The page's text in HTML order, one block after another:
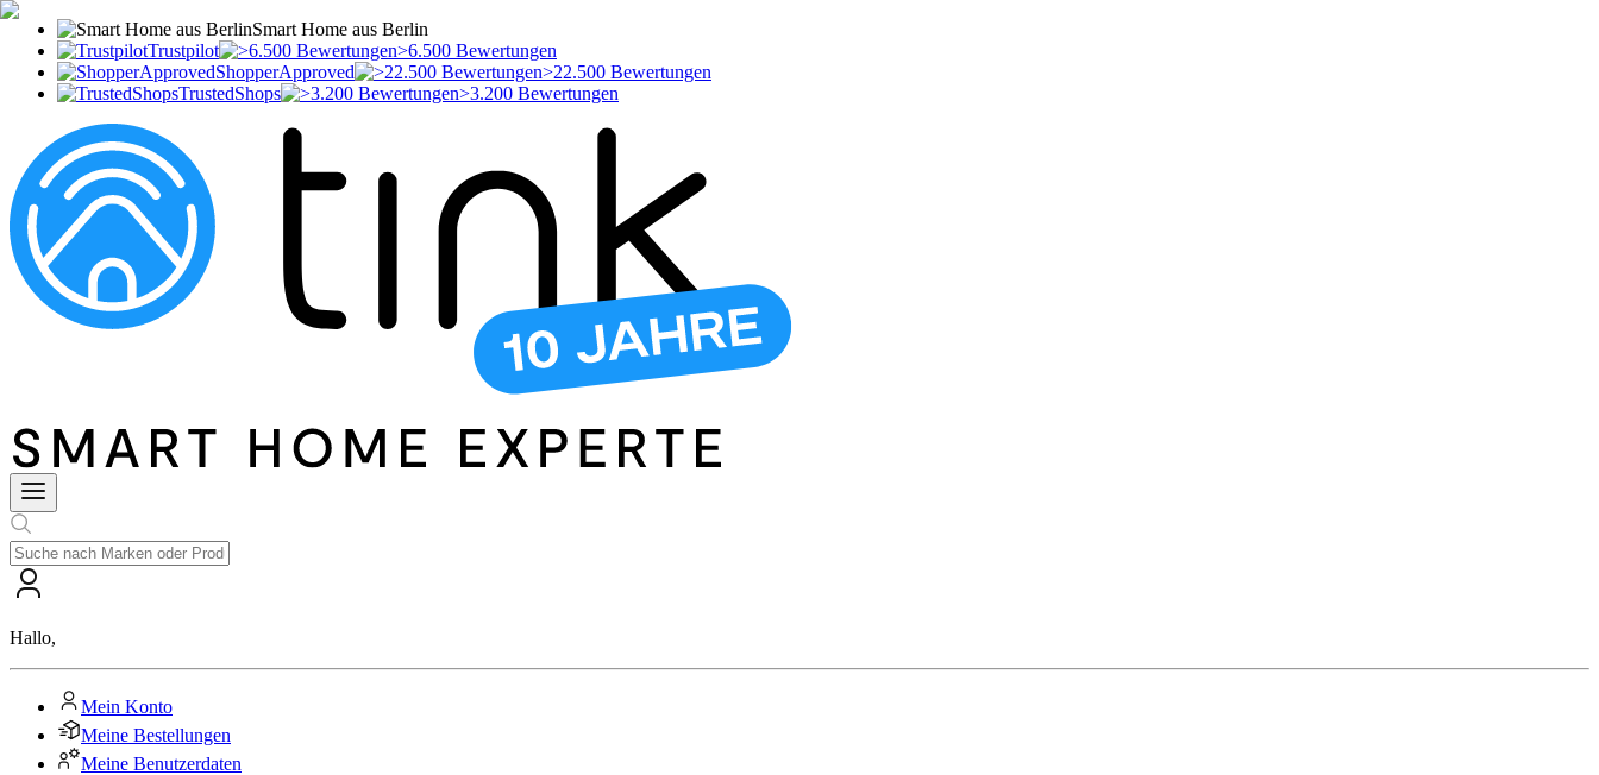
Smart Home aus Berlin
Trustpilot
>6.500 Bewertungen
ShopperApproved
>22.500 Bewertungen
TrustedShops
>3.200 Bewertungen
Hallo,
Mein Konto
Meine Bestellungen
Meine Benutzerdaten